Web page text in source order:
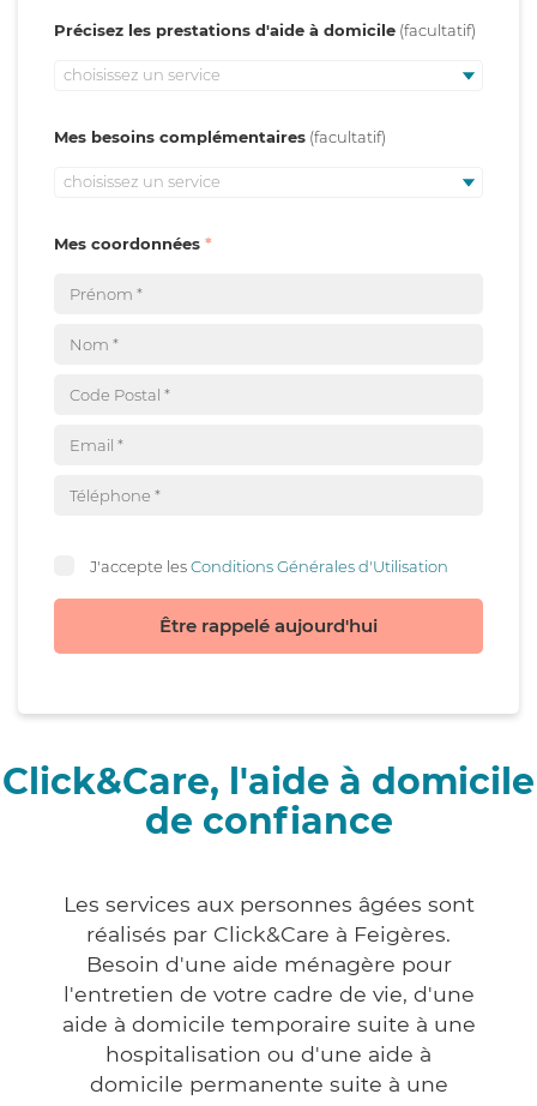
Précisez les prestations d'aide à domicile
choisissez un service
Mes besoins complémentaires
choisissez un service
Mes coordonnées
J'accepte lesConditions Générales d'Utilisation
Être rappelé aujourd'hui
Click&Care, l'aide à domicile
de confiance
Les services aux personnes âgées sont
réalisés par Click&Care à Feigères.
Besoin d'une aide ménagère pour
l'entretien de votre cadre de vie, d'une
aide à domicile temporaire suite à une
hospitalisation ou d'une aide à
domicile permanente suite à une